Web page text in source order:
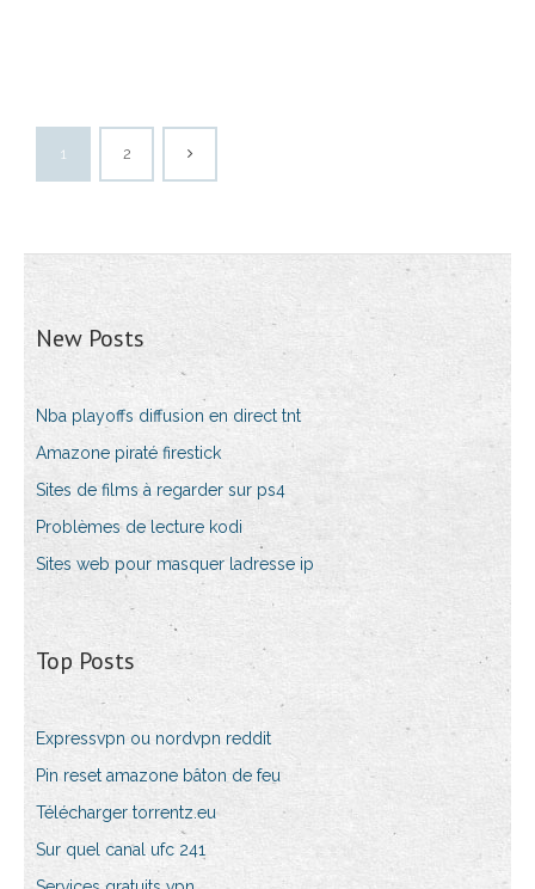
1 2
New Posts
Nba playoffs diffusion en direct tnt
Amazone piraté firestick
Sites de films à regarder sur ps4
Problèmes de lecture kodi
Sites web pour masquer ladresse ip
Top Posts
Expressvpn ou nordvpn reddit
Pin reset amazone bâton de feu
Télécharger torrentz.eu
Sur quel canal ufc 241